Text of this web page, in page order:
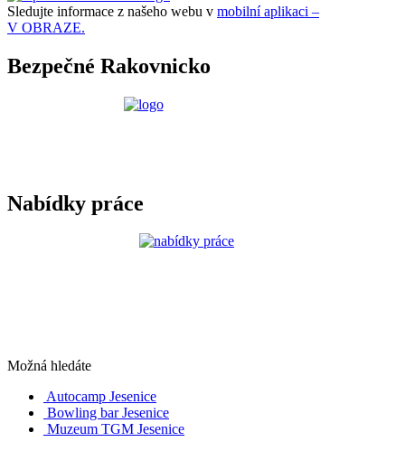
Sledujte informace z našeho webu v mobilní aplikaci –
V OBRAZE.
Bezpečné Rakovnicko
Nabídky práce
Možná hledáte
Autocamp Jesenice
Bowling bar Jesenice
Muzeum TGM Jesenice